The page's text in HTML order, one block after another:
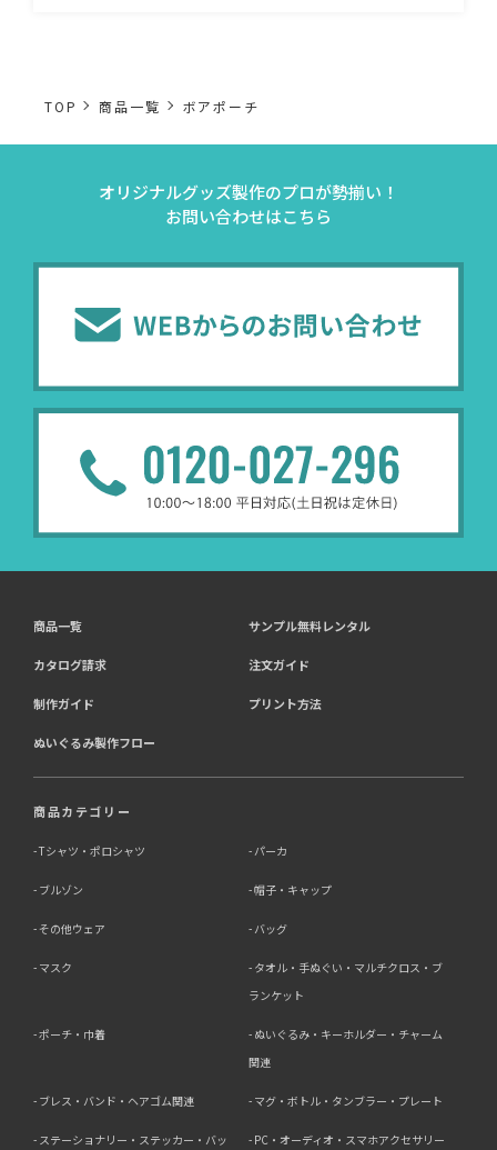
TOP 商品一覧 ボアポーチ
オリジナルグッズ製作のプロが勢揃い！
お問い合わせはこちら
商品一覧 サンプル無料レンタル
カタログ請求 注文ガイド
制作ガイド プリント方法
ぬいぐるみ製作フロー
商品カテゴリー
Tシャツ・ポロシャツ パーカ
ブルゾン 帽子・キャップ
その他ウェア バッグ
マスク
タオル・手ぬぐい・マルチクロス・ブ
ランケット
ポーチ・巾着
ぬいぐるみ・キーホルダー・チャーム
関連
ブレス・バンド・ヘアゴム関連 マグ・ボトル・タンブラー・プレート
ステーショナリー・ステッカー・バッ
PC・オーディオ・スマホアクセサリー